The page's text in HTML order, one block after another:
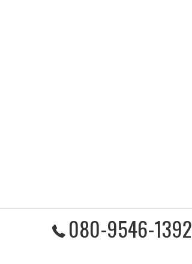
080-9546-1392